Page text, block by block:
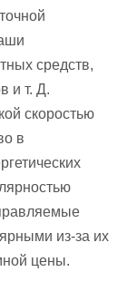
средств,
и т. Д.
скоростью
в
из-за их
цены.